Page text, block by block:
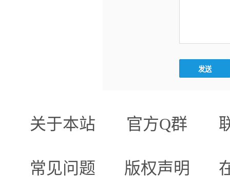
关于本站 官方Q群
常见问题 版权声明